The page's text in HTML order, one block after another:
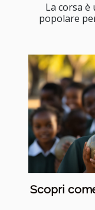
La corsa
popolare
Scopri